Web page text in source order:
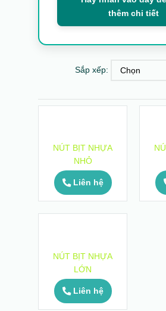
thêm chi tiết
Sắp xếp:
NÚT BỊT NHỰA
NHỎ
Liên hệ
NÚT BỊT NHỰA
LỚN
Liên hệ